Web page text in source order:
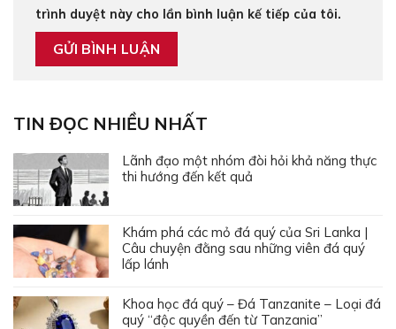
trình duyệt này cho lần bình luận kế tiếp của tôi.
TIN ĐỌC NHIỀU NHẤT
Lãnh đạo một nhóm đòi hỏi khả năng thực
thi hướng đến kết quả
Khám phá các mỏ đá quý của Sri Lanka |
Câu chuyện đằng sau những viên đá quý
lấp lánh
Khoa học đá quý – Đá Tanzanite – Loại đá
quý “độc quyền đến từ Tanzania”